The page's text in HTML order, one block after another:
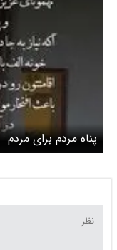
پناه مردم برای مردم